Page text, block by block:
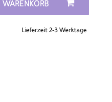
WARENKORB
Lieferzeit 2-3 Werktage